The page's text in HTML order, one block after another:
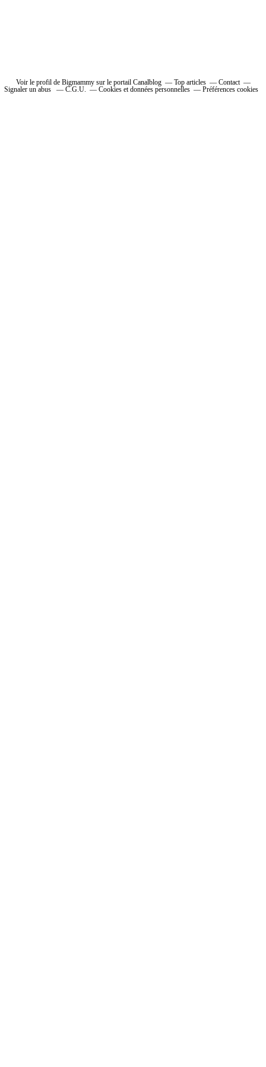
Voir le profil de Bigmammy sur le portail Canalblog Top articles
Contact
Signaler un abus
C.G.U. Cookies et données personnelles Préférences cookies